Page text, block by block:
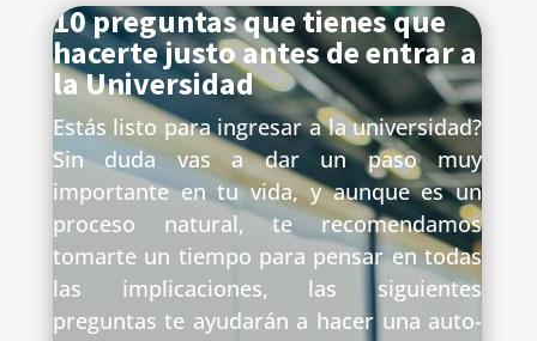
10 preguntas que tienes que
hacerte justo antes de entrar a
la Universidad
Estás listo para ingresar a la universidad?
Sin duda vas a dar un paso muy
importante en tu vida, y aunque es un
proceso natural, te recomendamos
tomarte un tiempo para pensar en todas
las implicaciones, las siguientes
preguntas te ayudarán a hacer una auto-